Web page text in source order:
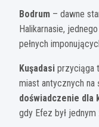
Bodrum – dawne
Halikarnasie,
pełnych
Kuşadasi przyciąga
miast antycznych na
doświadczenie dla
gdy Efez był